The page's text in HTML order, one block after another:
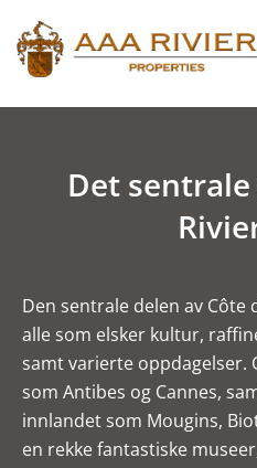
Det
Den sentrale delen av
alle som elsker kultur,
samt varierte
som Antibes og Cannes,
innlandet som Mougins,
en rekke fantastiske